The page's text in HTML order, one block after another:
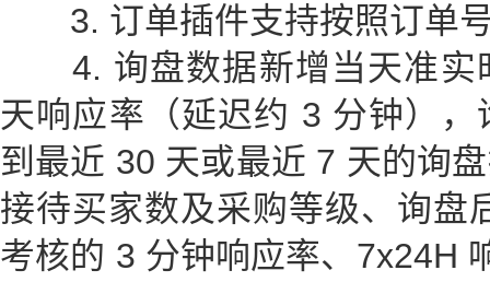
3. 订单插件支持按照订单号
4. 询盘数据新增当天准实
天响应率（延迟约 3 分钟）
到最近 30 天或最近 7 天的询
接待买家数及采购等级、询盘
考核的 3 分钟响应率、7x24H